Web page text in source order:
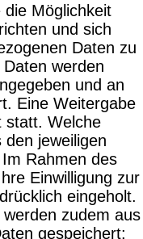
Möglichkeit
und sich
Daten zu
werden
und an
Eine Weitergabe
statt. Welche
jeweiligen
Rahmen des
Einwilligung zur
eingeholt.
zudem aus
gespeichert: